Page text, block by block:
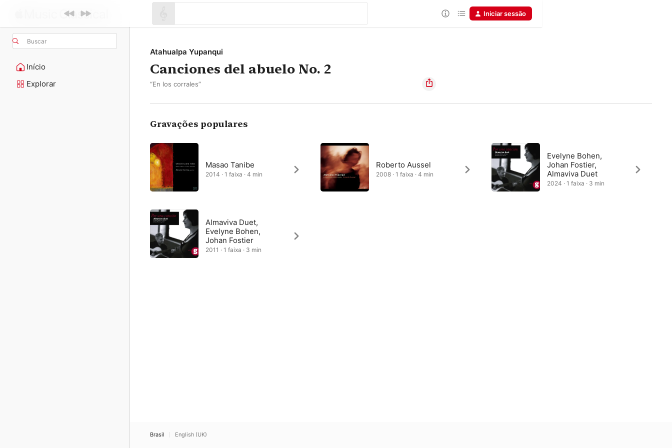
Buscar
Início
Explorar
Iniciar sessão
Atahualpa Yupanqui
Canciones del abuelo No. 2
“En los corrales”
Gravações populares
Masao Tanibe
2014 · 1 faixa · 4 min
Roberto Aussel
2008 · 1 faixa · 4 min
Evelyne Bohen,
Johan Fostier,
Almaviva Duet
2024 · 1 faixa · 3 min
Almaviva Duet,
Evelyne Bohen,
Johan Fostier
2011 · 1 faixa · 3 min
Brasil English (UK)